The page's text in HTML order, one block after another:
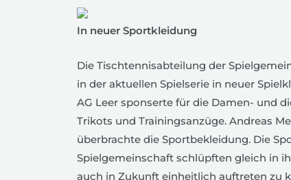
In neuer Sportkleidung
Die Tischtennisabteilung der
in der aktuellen Spielserie in neuer
AG Leer sponserte für die Damen- und
Trikots und Trainingsanzüge. Andreas
überbrachte die Sportbekleidung. Die
Spielgemeinschaft schlüpften gleich in
auch in Zukunft einheitlich auftreten zu